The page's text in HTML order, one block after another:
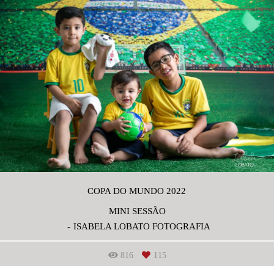
COPA DO MUNDO 2022
MINI SESSÃO
ISABELA LOBATO FOTOGRAFIA
816 115